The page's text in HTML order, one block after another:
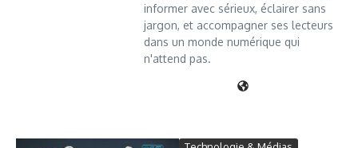
informer avec sérieux, éclairer sans
jargon, et accompagner ses lecteurs
dans un monde numérique qui
n'attend pas.